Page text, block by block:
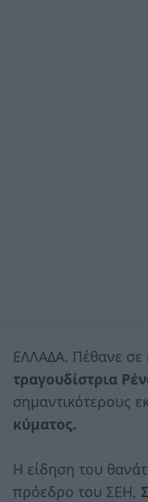
ΕΛΛΑΔΑ. Πέθανε σε
τραγουδίστρια
σημαντικότερους
κύματος.
Η είδηση του
πρόεδρο του ΣΕΗ,